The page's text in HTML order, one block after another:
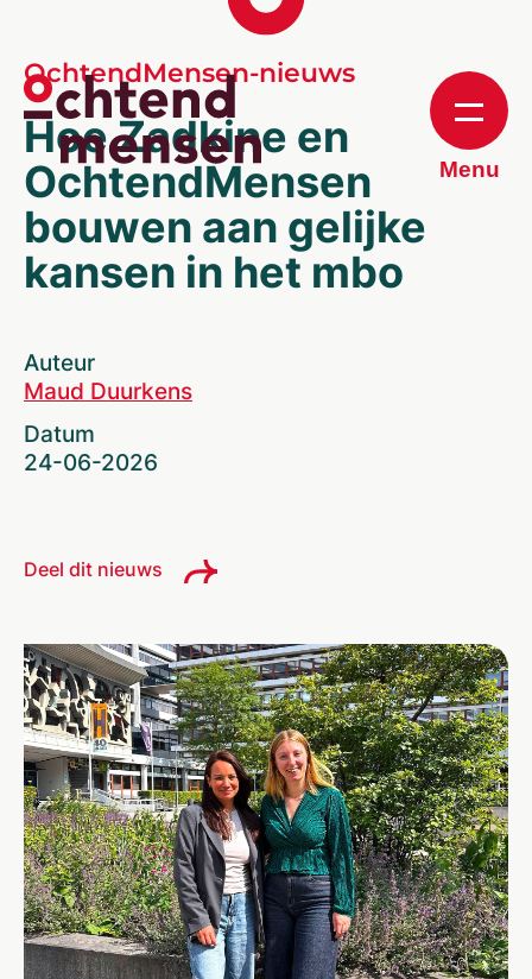
Menu
OchtendMensen-nieuws
Hoe Zadkine en
OchtendMensen
bouwen aan gelijke
kansen in het mbo
Auteur
Maud Duurkens
Datum
24-06-2026
Deel dit nieuws